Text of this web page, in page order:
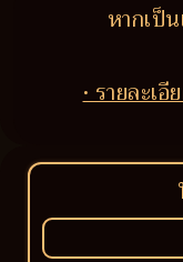
หากเป็
• รายละเ